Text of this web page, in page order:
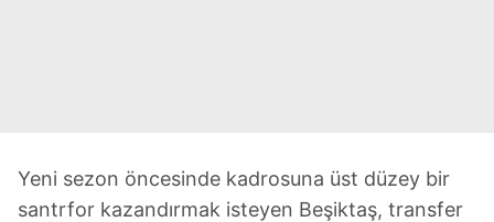
Yeni sezon öncesinde kadrosuna üst düzey bir
santrfor kazandırmak isteyen Beşiktaş, transfer